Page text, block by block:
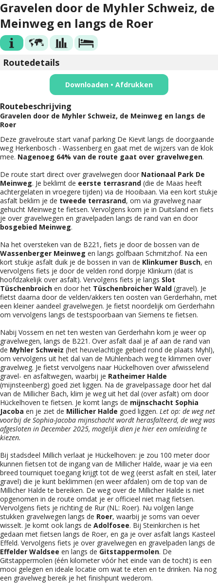
Gravelen door de Myhler Schweiz, de
Meinweg en langs de Roer
Routedetails
Downloaden • Afdrukken
Routebeschrijving
Gravelen door de Myhler Schweiz, de Meinweg en langs de
Roer
Deze gravelroute start vanaf parking De Kievit langs de doorgaande
weg Herkenbosch - Wassenberg en gaat met de wijzers van de klok
mee. Nagenoeg 64% van de route gaat over gravelwegen.
De route start direct over gravelwegen door Nationaal Park De
Meinweg. Je beklimt de eerste terrasrand (die de Maas heeft
achtergelaten in vroegere tijden) via de Hooibaan. Via een kort stukje
asfalt beklim je de tweede terrasrand, om via gravelweg naar
gehucht Meinweg te fietsen. Vervolgens kom je in Duitsland en fiets
je over gravelwegen en gravelpaden langs de rand van en door
bosgebied Meinweg.
Na het oversteken van de B221, fiets je door de bossen van de
Wassenberger Meinweg en langs golfbaan Schmitzhof. Na een
kort stukje asfalt duik je de bossen in van de Klinkumer Busch, en
vervolgens fiets je door de velden rond dorpje Klinkum (dat is
hoofdzakelijk over asfalt). Vervolgens fiets je langs Slot
Tüschenbroich en door het Tüschenbroicher Wald (gravel). Je
fietst daarna door de velden/akkers ten oosten van Gerderhahn, met
een kleiner aandeel gravelwegen. Je fietst noordelijk om Gerderhahn
om vervolgens langs de testspoorbaan van Siemens te fietsen.
Nabij Vossem en net ten westen van Gerderhahn kom je weer op
gravelwegen, langs de B221. Over asfalt daal je af aan de rand van
de Myhler Schweiz (het heuvelachtige gebied rond de plaats Myhl),
om vervolgens uit het dal van de Mühlenbach weg te klimmen over
gravelweg. Je fietst vervolgens naar Hückelhoven over afwisselend
gravel- en asfaltwegen, waarbij je Ratheimer Halde
(mijnsteenberg) goed ziet liggen. Na de gravelpassage door het dal
van de Millicher Bach, klim je weg uit het dal (over asfalt) om door
Hückelhoven te fietsen. Je komt langs de mijnschacht Sophia
Jacoba en je ziet de Millicher Halde goed liggen. Let op: de weg net
voorbij de Sophia-Jacoba mijnschacht wordt herasfalteerd, de weg was
afgesloten in December 2025, mogelijk dien je hier een omleiding te
kiezen.
Bij stadsdeel Millich verlaat je Hückelhoven: je zou 100 meter door
kunnen fietsen tot de ingang van de Millicher Halde, waar je via een
breed tourniquet toegang krijgt tot de weg (eerst asfalt en steil, later
gravel) die je kunt beklimmen (en weer afdalen) om de top van de
Millicher Halde te bereiken. De weg over de Millicher Halde is niet
opgenomen in de route omdat je er officieel niet mag fietsen.
Vervolgens fiets je richting de Rur (NL: Roer). Nu volgen lange
stukken gravelwegen langs de Roer, waarbij je soms van oever
wisselt. Je komt ook langs de Adolfosee. Bij Steinkirchen is het
gedaan met fietsen langs de Roer, en ga je over asfalt langs Kasteel
Effeld. Vervolgens fiets je over gravelwegen en gravelpaden langs de
Effelder Waldsee en langs de Gitstappermolen. De
Gitstappermolen (één kilometer vóór het einde van de tocht) is een
mooi gelegen en ideale locatie om wat te eten en te drinken. Na nog
een gravelweg bereik je het finishpunt wederom.